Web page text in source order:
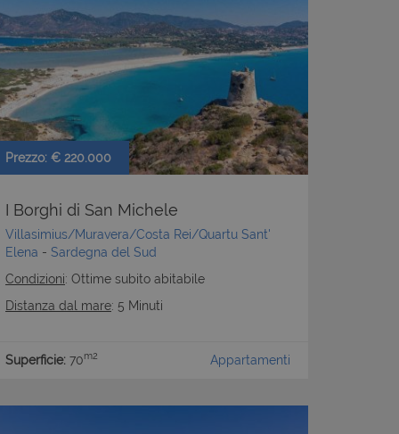
Prezzo: € 220.000
I Borghi di San Michele
Villasimius/Muravera/Costa Rei/Quartu Sant'
Elena - Sardegna del Sud
Condizioni: Ottime subito abitabile
Distanza dal mare: 5 Minuti
Superficie: 70m2 Appartamenti